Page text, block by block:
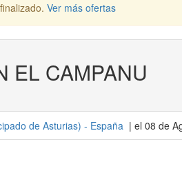
Ver más ofertas
EL CAMPANU
de Asturias) - España | el 08 de